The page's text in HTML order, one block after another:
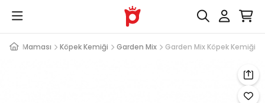
Ödül Maması Köpek Kemiği Garden Mix Garden Mix Köpek Kemiği